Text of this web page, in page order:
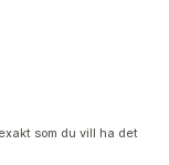
som du vill ha det